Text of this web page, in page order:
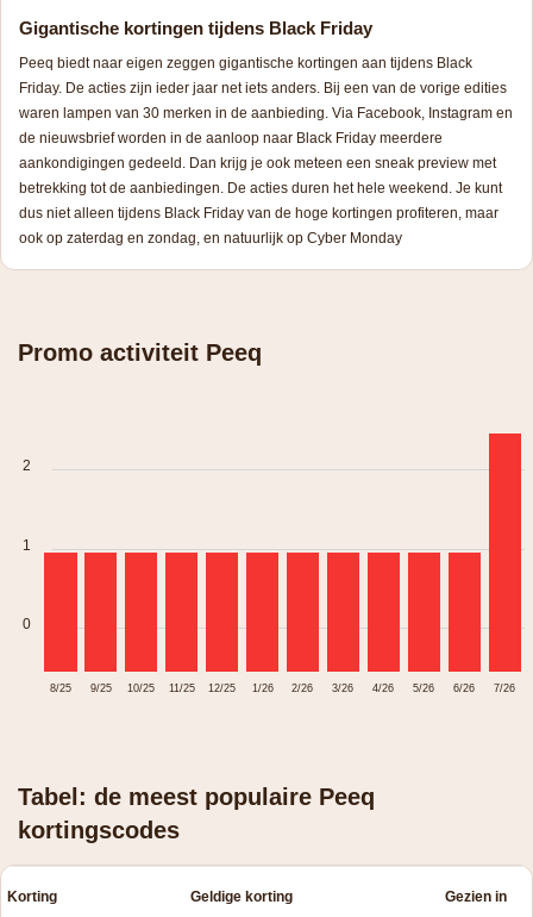
Gigantische kortingen tijdens Black Friday
Peeq biedt naar eigen zeggen gigantische kortingen aan tijdens Black
Friday. De acties zijn ieder jaar net iets anders. Bij een van de vorige edities
waren lampen van 30 merken in de aanbieding. Via Facebook, Instagram en
de nieuwsbrief worden in de aanloop naar Black Friday meerdere
aankondigingen gedeeld. Dan krijg je ook meteen een sneak preview met
betrekking tot de aanbiedingen. De acties duren het hele weekend. Je kunt
dus niet alleen tijdens Black Friday van de hoge kortingen profiteren, maar
ook op zaterdag en zondag, en natuurlijk op Cyber Monday
Promo activiteit Peeq
2
1
0
8/25 9/25 10/25 11/25 12/25 1/26 2/26 3/26 4/26 5/26 6/26 7/26
Tabel: de meest populaire Peeq
kortingscodes
Korting Geldige korting Gezien in